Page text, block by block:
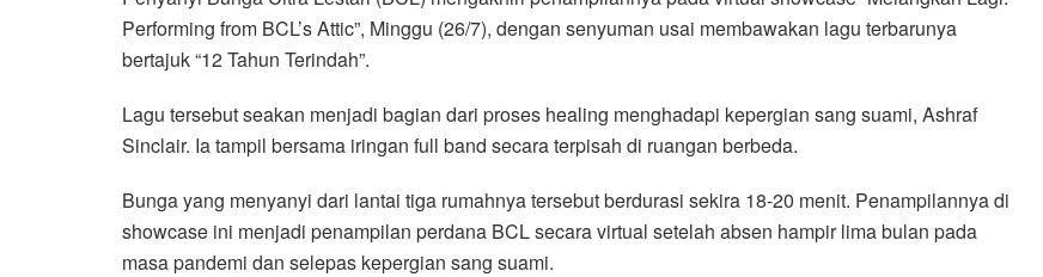
Performing from BCL’s Attic”, Minggu (26/7), dengan senyuman usai membawakan lagu terbarunya
bertajuk “12 Tahun Terindah”.
Lagu tersebut seakan menjadi bagian dari proses healing menghadapi kepergian sang suami, Ashraf
Sinclair. Ia tampil bersama iringan full band secara terpisah di ruangan berbeda.
Bunga yang menyanyi dari lantai tiga rumahnya tersebut berdurasi sekira 18-20 menit. Penampilannya di
showcase ini menjadi penampilan perdana BCL secara virtual setelah absen hampir lima bulan pada
masa pandemi dan selepas kepergian sang suami.